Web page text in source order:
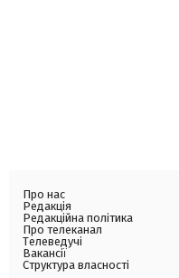
Про нас
Редакція
Редакційна політика
Про телеканал
Телеведучі
Вакансії
Структура власності